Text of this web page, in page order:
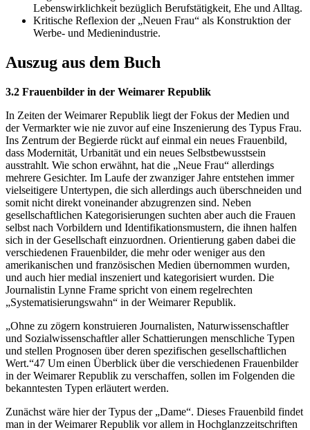
Lebenswirklichkeit bezüglich Berufstätigkeit, Ehe und Alltag.
Kritische Reflexion der „Neuen Frau“ als Konstruktion der
Werbe- und Medienindustrie.
Auszug aus dem Buch
3.2 Frauenbilder in der Weimarer Republik
In Zeiten der Weimarer Republik liegt der Fokus der Medien und
der Vermarkter wie nie zuvor auf eine Inszenierung des Typus Frau.
Ins Zentrum der Begierde rückt auf einmal ein neues Frauenbild,
dass Modernität, Urbanität und ein neues Selbstbewusstsein
ausstrahlt. Wie schon erwähnt, hat die „Neue Frau“ allerdings
mehrere Gesichter. Im Laufe der zwanziger Jahre entstehen immer
vielseitigere Untertypen, die sich allerdings auch überschneiden und
somit nicht direkt voneinander abzugrenzen sind. Neben
gesellschaftlichen Kategorisierungen suchten aber auch die Frauen
selbst nach Vorbildern und Identifikationsmustern, die ihnen halfen
sich in der Gesellschaft einzuordnen. Orientierung gaben dabei die
verschiedenen Frauenbilder, die mehr oder weniger aus den
amerikanischen und französischen Medien übernommen wurden,
und auch hier medial inszeniert und kategorisiert wurden. Die
Journalistin Lynne Frame spricht von einem regelrechten
„Systematisierungswahn“ in der Weimarer Republik.
„Ohne zu zögern konstruieren Journalisten, Naturwissenschaftler
und Sozialwissenschaftler aller Schattierungen menschliche Typen
und stellen Prognosen über deren spezifischen gesellschaftlichen
Wert.“47 Um einen Überblick über die verschiedenen Frauenbilder
in der Weimarer Republik zu verschaffen, sollen im Folgenden die
bekanntesten Typen erläutert werden.
Zunächst wäre hier der Typus der „Dame“. Dieses Frauenbild findet
man in der Weimarer Republik vor allem in Hochglanzzeitschriften